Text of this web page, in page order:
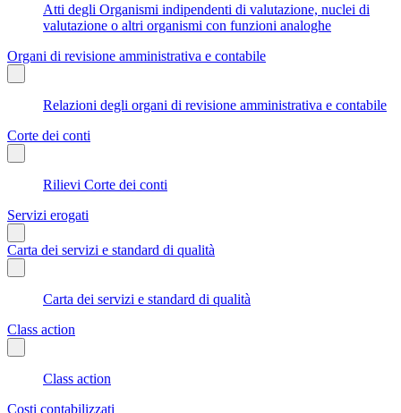
Atti degli Organismi indipendenti di valutazione, nuclei di
valutazione o altri organismi con funzioni analoghe
Organi di revisione amministrativa e contabile
Relazioni degli organi di revisione amministrativa e contabile
Corte dei conti
Rilievi Corte dei conti
Servizi erogati
Carta dei servizi e standard di qualità
Carta dei servizi e standard di qualità
Class action
Class action
Costi contabilizzati